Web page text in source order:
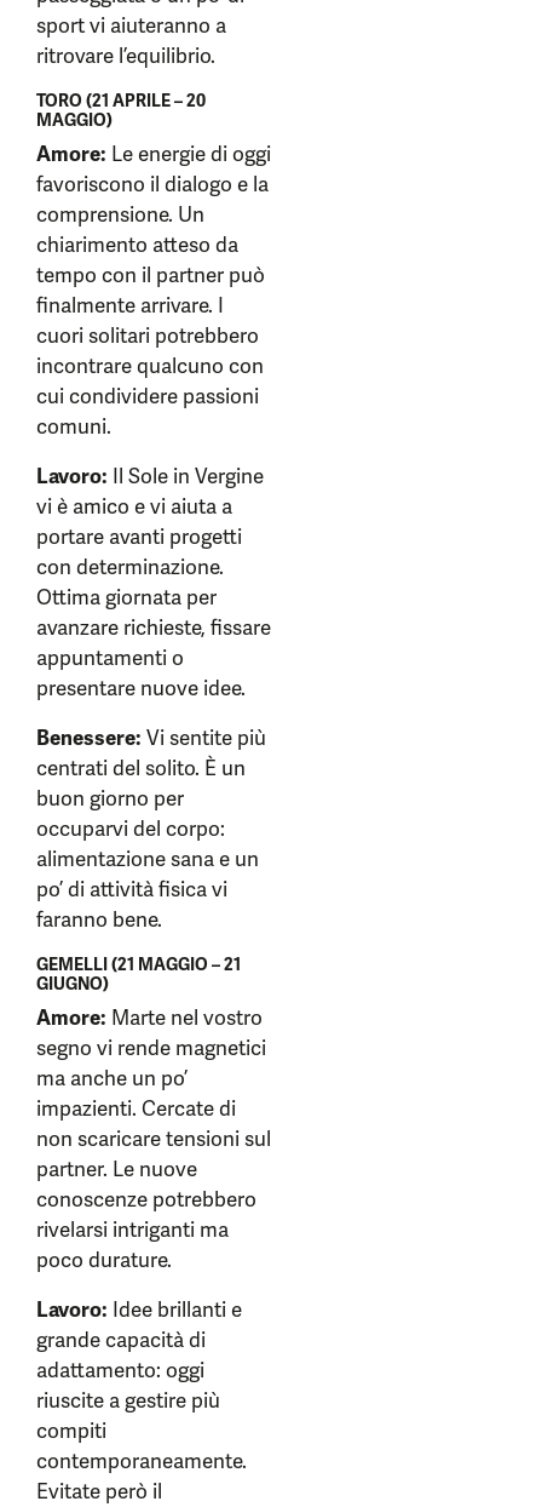
sport vi aiuteranno a
ritrovare l’equilibrio.
TORO (21 APRILE – 20
MAGGIO)
Amore: Le energie di oggi
favoriscono il dialogo e la
comprensione. Un
chiarimento atteso da
tempo con il partner può
finalmente arrivare. I
cuori solitari potrebbero
incontrare qualcuno con
cui condividere passioni
comuni.
Lavoro: Il Sole in Vergine
vi è amico e vi aiuta a
portare avanti progetti
con determinazione.
Ottima giornata per
avanzare richieste, fissare
appuntamenti o
presentare nuove idee.
Benessere: Vi sentite più
centrati del solito. È un
buon giorno per
occuparvi del corpo:
alimentazione sana e un
po’ di attività fisica vi
faranno bene.
GEMELLI (21 MAGGIO – 21
GIUGNO)
Amore: Marte nel vostro
segno vi rende magnetici
ma anche un po’
impazienti. Cercate di
non scaricare tensioni sul
partner. Le nuove
conoscenze potrebbero
rivelarsi intriganti ma
poco durature.
Lavoro: Idee brillanti e
grande capacità di
adattamento: oggi
riuscite a gestire più
compiti
contemporaneamente.
Evitate però il